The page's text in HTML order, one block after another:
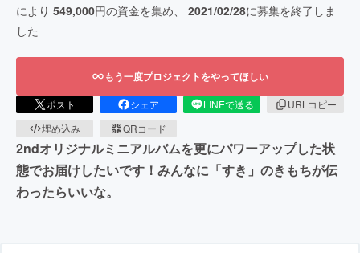
により 549,000円の資金を集め、 2021/02/28に募集を終了しま
した
もう一度プロジェクトをやってほしい
ポスト シェア LINEで送る
URLコピー
埋め込み
QRコード
2ndオリジナルミニアルバムを更にパワーアップした状
態でお届けしたいです！みんなに「すき」のきもちが伝
わったらいいな。